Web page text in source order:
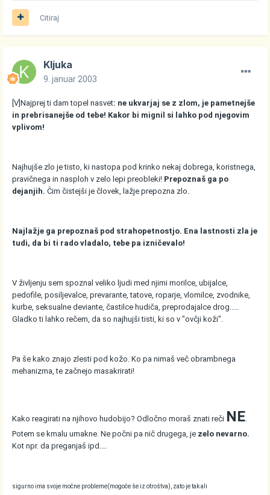
Citiraj
Kljuka
9. januar 2003
[V]Najprej ti dam topel nasvet: ne ukvarjaj se z zlom, je pametnejše
in prebrisanejše od tebe! Kakor bi mignil si lahko pod njegovim
vplivom!
Najhujše zlo je tisto, ki nastopa pod krinko nekaj dobrega, koristnega,
pravičnega in nasploh v zelo lepi preobleki! Prepoznaš ga po
dejanjih. Čim čistejši je človek, lažje prepozna zlo.
Najlažje ga prepoznaš pod strahopetnostjo. Ena lastnosti zla je
tudi, da bi ti rado vladalo, tebe pa izničevalo!
V življenju sem spoznal veliko ljudi med njimi morilce, ubijalce,
pedofile, posiljevalce, prevarante, tatove, roparje, vlomilce, zvodnike,
kurbe, seksualne deviante, častilce hudiča, preprodajalce drog.....
Gladko ti lahko rečem, da so najhujši tisti, ki so v "ovčji koži".
Pa še kako znajo zlesti pod kožo. Ko pa nimaš več obrambnega
mehanizma, te začnejo masakrirati!
Kako reagirati na njihovo hudobijo? Odločno moraš znati reči NE
Potem se kmalu umakne. Ne počni pa nič drugega, je zelo nevarno.
Kot npr. da preganjaš ipd....
sigurno ima svoje močne probleme(mogoče še iz otroštva), zato je tak ali